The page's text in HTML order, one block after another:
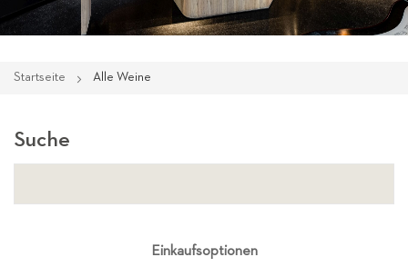
Startseite Alle Weine
Suche
Einkaufsoptionen